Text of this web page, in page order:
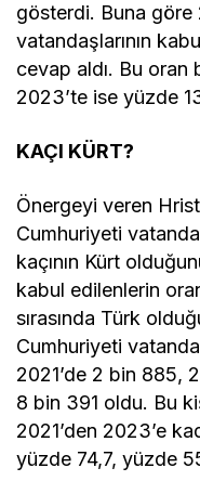
gösterdi. Buna göre
vatandaşlarının
cevap aldı. Bu oran
2023’te ise yüzde
KAÇI KÜRT?
Önergeyi veren
Cumhuriyeti
kaçının Kürt
kabul edilenlerin
sırasında Türk
Cumhuriyeti
2021’de 2 bin 885,
8 bin 391 oldu. Bu
2021’den 2023’e
yüzde 74,7, yüzde